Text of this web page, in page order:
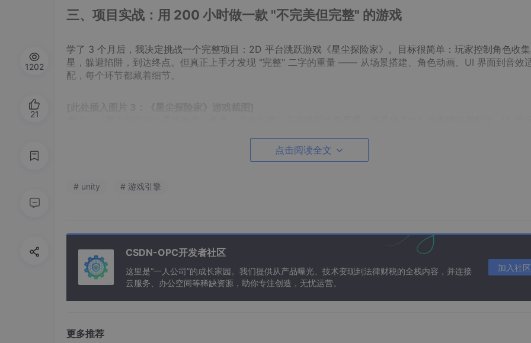
三、项目实战：用 200 小时做一款 "不完美但完整" 的游戏
学了 3 个月后，我决定挑战一个完整项目：2D 平台跳跃游戏《星尘探险家》。目标很简单：玩家控制角色收
星，躲避陷阱，到达终点。但真正上手才发现 "完整" 二字的重量 —— 从场景搭建、角色动画、UI 界面到音效
配，每个环节都藏着细节。
场景搭建时，我用 Tiled 地图编辑器画瓦片地图，再导入 Unity 用 Tilemap 组件拼合，却发现角色在斜坡上会
我学会了 "锚点" 的重要性：最初按钮在不同分辨率下会乱飞，后来把 Canvas 设为 "Screen Space - Overlay"
最难忘的是 "死亡重启" 功能。我本以为 "销毁角色 + 重新实例化" 就行，结果发现重新生成的角色丢失了动画
脚本参数。后来改用 "设置 active=false 再 true" 的方法，配合 PlayerPrefs 保存玩家位置，才实现了 "死亡后
最近存档点" 的流畅体验。这个功能写了 3 天，但让我彻底理解了 Unity 的对象生命周期和数据持久化。
回顾半年的学习，最大的收获不是掌握了多少技能，而是学会了 "和问题相处"。Unity 的强大在于它的开放性
点击阅读全文
# unity # 游戏引擎
CSDN-OPC开发者社区
这里是“一人公司”的成长家园。我们提供从产品曝光、技术变现到法律财税的全栈内容，并连接
云服务、办公空间等稀缺资源，助你专注创造，无忧运营。
加入社区
更多推荐
1202
21